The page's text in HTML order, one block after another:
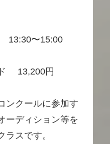
13:30〜15:00
ド 13,200円
ンクールに参加す
ーディション等を
ラスです。